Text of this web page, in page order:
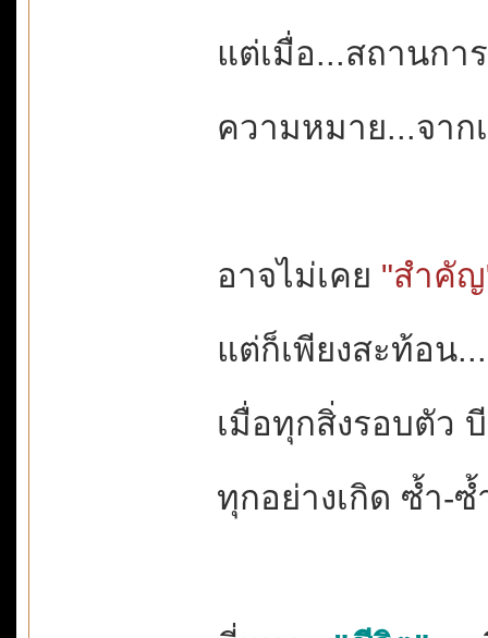
แต่เมื่อ...สถานกา
ความหมาย...จาก
อาจไม่เคย "สำคั
แต่ก็เพียงสะท้อน
เมื่อทุกสิ่งรอบตัว
ทุกอย่างเกิด ซ้ำ-